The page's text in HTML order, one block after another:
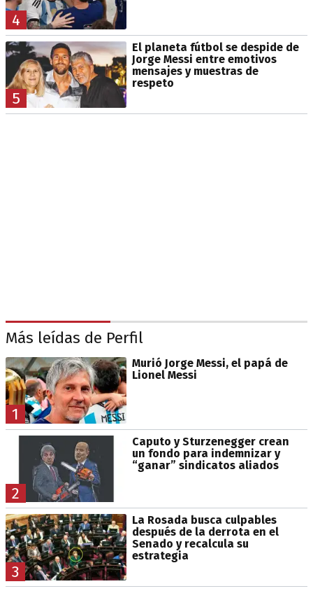
4
5
El planeta fútbol se despide de
Jorge Messi entre emotivos
mensajes y muestras de
respeto
Más leídas de Perfil
1
Murió Jorge Messi, el papá de
Lionel Messi
2
Caputo y Sturzenegger crean
un fondo para indemnizar y
“ganar” sindicatos aliados
3
La Rosada busca culpables
después de la derrota en el
Senado y recalcula su
estrategia